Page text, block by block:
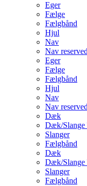
Eger
Fælge
Fælgbånd
Hjul
Nav
Nav
Eger
Fælge
Fælgbånd
Hjul
Nav
Nav
Dæk
Dæk/Slange
Slanger
Fælgbånd
Dæk
Dæk/Slange
Slanger
Fælgbånd